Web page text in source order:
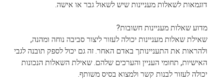
דוגמאות לשאלות מעניינות שיש לשאול גבר או אישה.
מדוע שאלות מעניינות חשובות?
שאילת שאלות מעניינות יכולה לעזור ליצור סביבה נוחה ומהנה,
ולהראות את התעניינותך באדם האחר. זה גם יכול לספק תובנה לגבי
האישיות, תחומי העניין והערכים שלהם. שאילת השאלות הנכונות
יכולה לעזור לבנות קשר ולמצוא בסיס משותף.